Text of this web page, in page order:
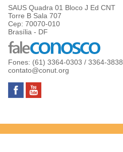
SAUS Quadra 01 Bloco J Ed CNT
Torre B Sala 707
Cep: 70070-010
Brasília - DF
Fones: (61) 3364-0303 / 3364-3838
contato@conut.org